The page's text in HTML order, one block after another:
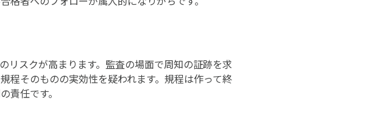
リスクが高まります。監査の場面で周知の証跡を求
程そのものの実効性を疑われます。規程は作って終
責任です。